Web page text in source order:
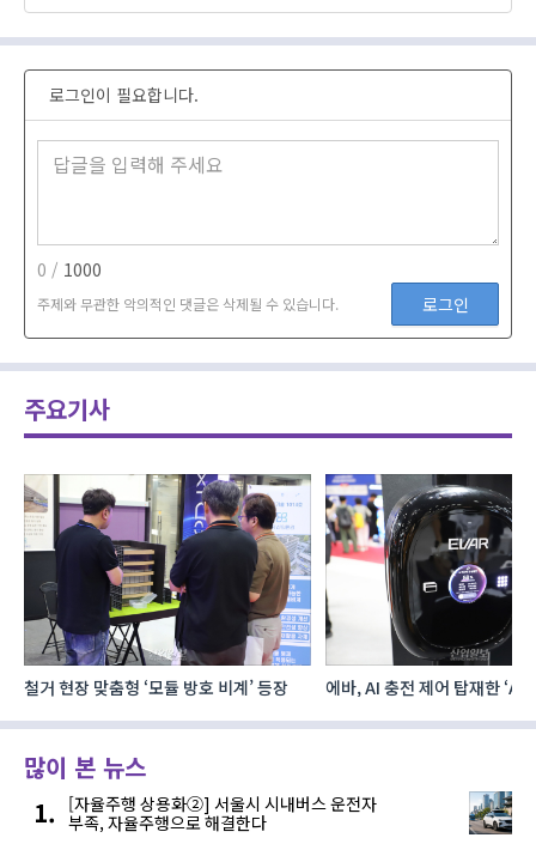
로그인이 필요합니다.
0 / 1000
주제와 무관한 악의적인 댓글은 삭제될 수 있습니다. 로그인
주요기사
철거 현장 맞춤형 ‘모듈 방호 비계’ 등장
에바, AI 충전 제어 탑재한
많이 본 뉴스
[자율주행 상용화②] 서울시 시내버스 운전자
부족, 자율주행으로 해결한다